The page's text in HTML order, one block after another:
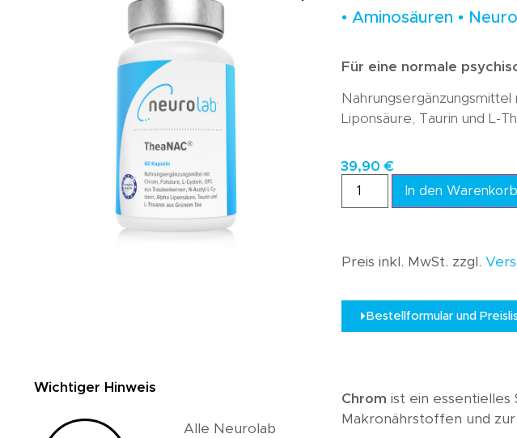
• Aminosäuren •
Für eine normale
Liponsäure, Taurin und L-
39,90€
In den Warenkorb
Preis inkl. MwSt. zzgl.
Bestellformular und
Wichtiger Hinweis
Alle Neurolab
Chrom ist ein
Makronährstoffen und